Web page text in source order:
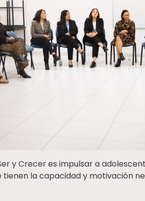
y Crecer es impulsar a
tienen la capacidad y motivación